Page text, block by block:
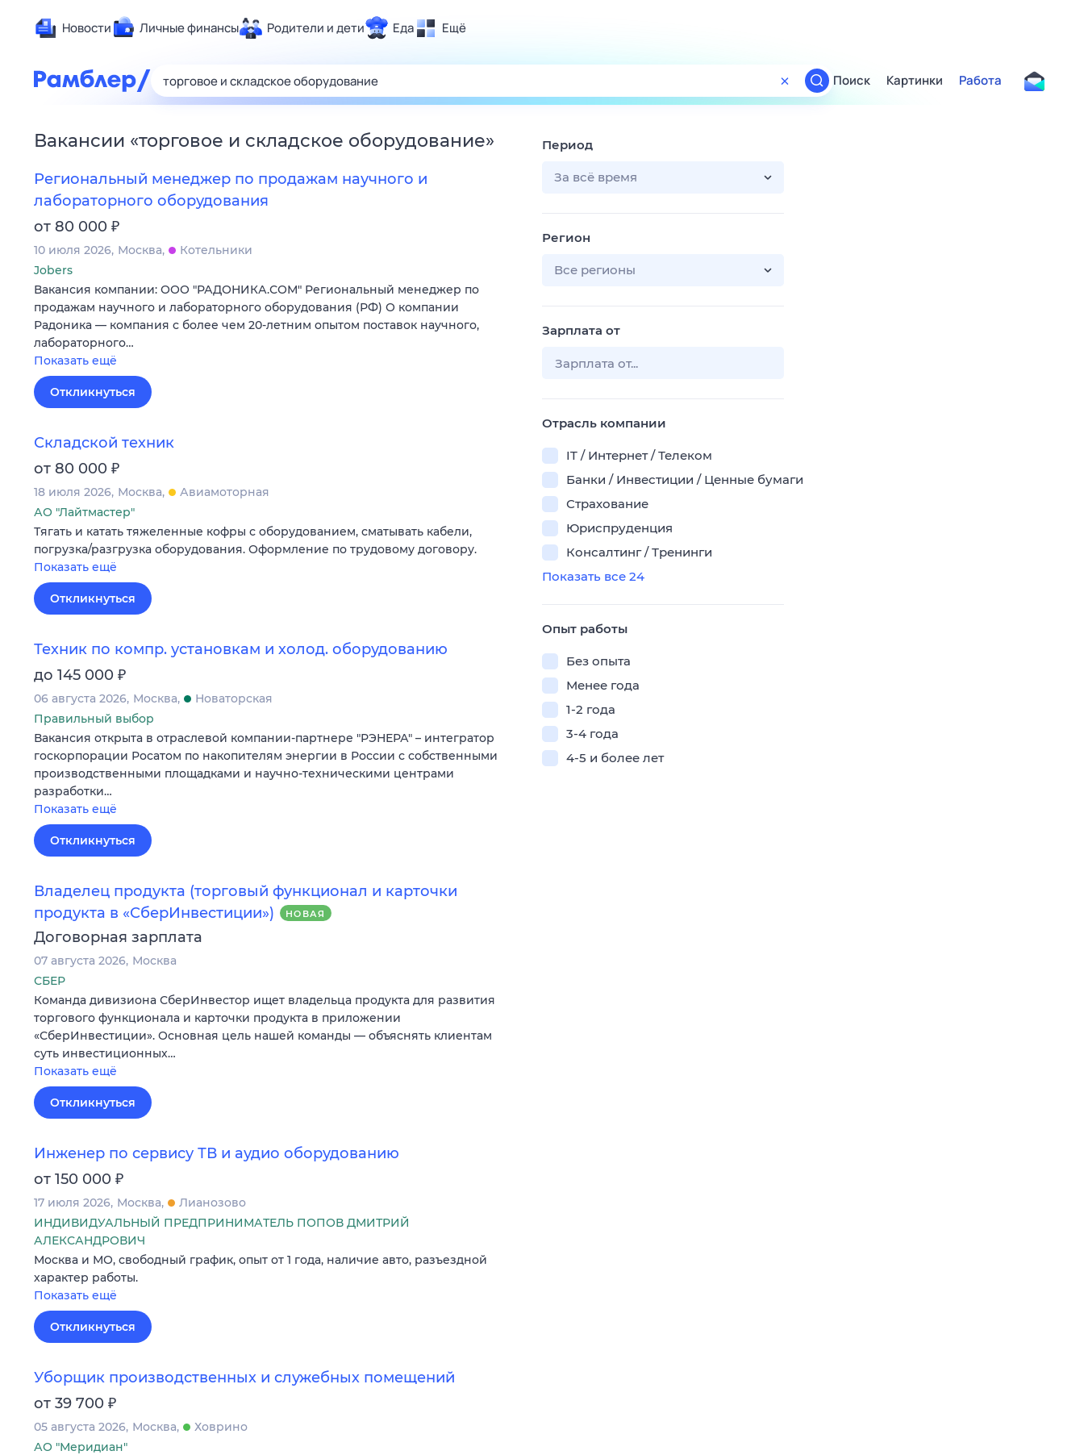
Новости Личные финансы Родители и дети Еда Ещё
Здоровье
Развлечения и отдых
Спорт
Карьера
Гороскопы
Поиск
ТВ-программа
Поиск Картинки Работа
Вакансии «торговое и складское оборудование»
Региональный менеджер по продажам научного и
лабораторного оборудования
от 80 000 ₽
10 июля 2026 Москва
Котельники
Jobers
Вакансия компании: ООО "РАДОНИКА.СОМ" Региональный менеджер по
продажам научного и лабораторного оборудования (РФ) О компании
Радоника — компания с более чем 20-летним опытом поставок научного,
лабораторного…
Показать ещё
Откликнуться
Складской техник
от 80 000 ₽
18 июля 2026 Москва
Авиамоторная
АО "Лайтмастер"
Тягать и катать тяжеленные кофры с оборудованием, сматывать кабели,
погрузка/разгрузка оборудования. Оформление по трудовому договору.
Показать ещё
Откликнуться
Техник по компр. установкам и холод. оборудованию
до 145 000 ₽
06 августа 2026 Москва
Новаторская
Правильный выбор
Вакансия открыта в отраслевой компании-партнере "РЭНЕРА" – интегратор
госкорпорации Росатом по накопителям энергии в России с собственными
производственными площадками и научно-техническими центрами
разработки…
Показать ещё
Откликнуться
Владелец продукта (торговый функционал и карточки
продукта в «СберИнвестиции»)
НОВАЯ
Договорная зарплата
07 августа 2026 Москва
СБЕР
Команда дивизиона СберИнвестор ищет владельца продукта для развития
торгового функционала и карточки продукта в приложении
«СберИнвестиции». Основная цель нашей команды — объяснять клиентам
суть инвестиционных…
Показать ещё
Откликнуться
Инженер по сервису ТВ и аудио оборудованию
от 150 000 ₽
17 июля 2026 Москва
Лианозово
ИНДИВИДУАЛЬНЫЙ ПРЕДПРИНИМАТЕЛЬ ПОПОВ ДМИТРИЙ
АЛЕКСАНДРОВИЧ
Москва и МО, свободный график, опыт от 1 года, наличие авто, разъездной
характер работы.
Показать ещё
Откликнуться
Уборщик производственных и служебных помещений
от 39 700 ₽
05 августа 2026 Москва
Ховрино
АО "Меридиан"
Период
За всё время
Регион
Все регионы
Зарплата от
Отрасль компании
IT / Интернет / Телеком
Банки / Инвестиции / Ценные бумаги
Страхование
Юриспруденция
Консалтинг / Тренинги
Показать все 24
Опыт работы
Без опыта
Менее года
1-2 года
3-4 года
4-5 и более лет